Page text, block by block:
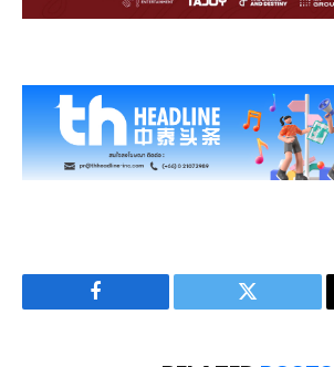
Facebook Twitter